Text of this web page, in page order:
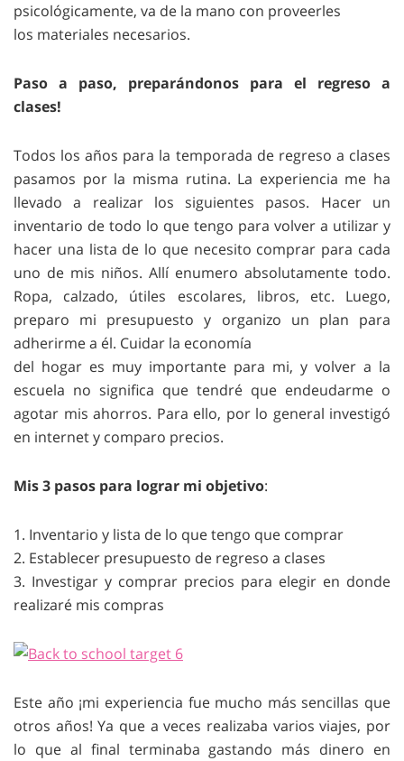
psicológicamente, va de la mano con proveerles
los materiales necesarios.
Paso a paso, preparándonos para el regreso a
clases!
Todos los años para la temporada de regreso a clases
pasamos por la misma rutina. La experiencia me ha
llevado a realizar los siguientes pasos. Hacer un
inventario de todo lo que tengo para volver a utilizar y
hacer una lista de lo que necesito comprar para cada
uno de mis niños. Allí enumero absolutamente todo.
Ropa, calzado, útiles escolares, libros, etc. Luego,
preparo mi presupuesto y organizo un plan para
adherirme a él. Cuidar la economía
del hogar es muy importante para mi, y volver a la
escuela no significa que tendré que endeudarme o
agotar mis ahorros. Para ello, por lo general investigó
en internet y comparo precios.
Mis 3 pasos para lograr mi objetivo:
1. Inventario y lista de lo que tengo que comprar
2. Establecer presupuesto de regreso a clases
3. Investigar y comprar precios para elegir en donde
realizaré mis compras
Este año ¡mi experiencia fue mucho más sencillas que
otros años! Ya que a veces realizaba varios viajes, por
lo que al final terminaba gastando más dinero en